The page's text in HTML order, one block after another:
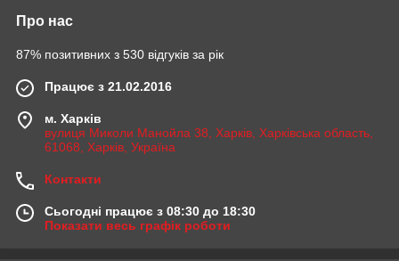
Про нас
87% позитивних з 530 відгуків за рік
Працює з 21.02.2016
м. Харків
вулиця Миколи Манойла 38, Харків, Харківська область,
61068, Харків, Україна
Контакти
Сьогодні працює з 08:30 до 18:30
Показати весь графік роботи